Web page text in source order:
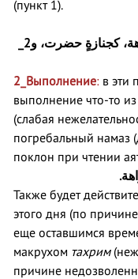
(пункт 1).
2_كجنازةٍ حضرت، و
2_ Выполнение: в эти
выполнение что-то
(слабая
погребальный намаз
поклон при чтении
Также будет
этого дня (по
еще оставшимся
макрухом тахрим
причине